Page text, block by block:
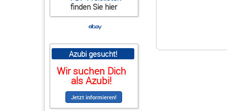
finden Sie hier
Azubi gesucht!
Wir suchen Dich
als Azubi!